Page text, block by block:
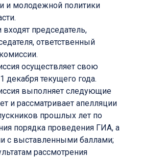
и молодежной политики
входят председатель,
ответственный
осуществляет свою
декабря текущего года.
выполняет следующие
и рассматривает апелляции
прошлых лет по
порядка проведения ГИА, а
с выставленными баллами;
рассмотрения